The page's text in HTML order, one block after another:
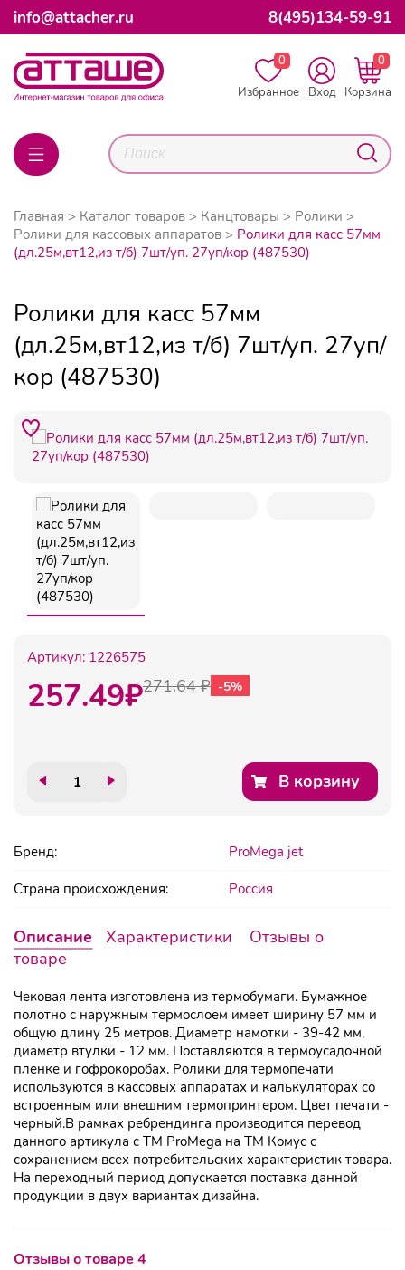
info@attacher.ru 8(495)134-59-91
0
Избранное
Вход
0
Корзина
Главная Каталог товаров Канцтовары
Ролики
Ролики для кассовых аппаратов
Ролики для касс 57мм
(дл.25м,вт12,из т/б) 7шт/уп. 27уп/кор (487530)
Ролики для касс 57мм
(дл.25м,вт12,из т/б) 7шт/уп. 27уп/
кор (487530)
Артикул: 1226575
257.49₽271.64 ₽ -5%
В корзину
Бренд: ProMega jet
Страна происхождения: Россия
Описание Характеристики
Отзывы о
товаре
Чековая лента изготовлена из термобумаги. Бумажное
полотно с наружным термослоем имеет ширину 57 мм и
общую длину 25 метров. Диаметр намотки - 39-42 мм,
диаметр втулки - 12 мм. Поставляются в термоусадочной
пленке и гофрокоробах. Ролики для термопечати
используются в кассовых аппаратах и калькуляторах со
встроенным или внешним термопринтером. Цвет печати -
черный.В рамках ребрендинга производится перевод
данного артикула с ТМ ProMega на ТМ Комус с
сохранением всех потребительских характеристик товара.
На переходный период допускается поставка данной
продукции в двух вариантах дизайна.
Отзывы о товаре 4